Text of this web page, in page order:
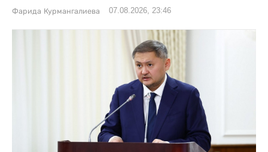
Фарида Курмангалиева 07.08.2026, 23:46